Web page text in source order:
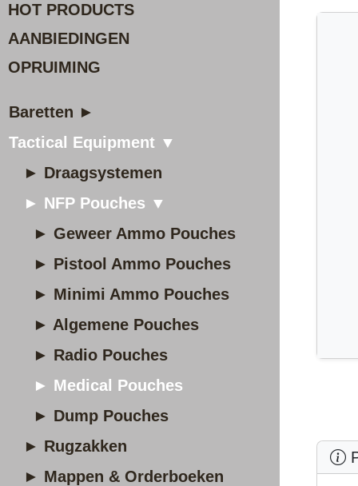
HOT PRODUCTS
AANBIEDINGEN
OPRUIMING
Baretten ►
Tactical Equipment ▼
► Draagsystemen
► NFP Pouches ▼
► Geweer Ammo Pouches
► Pistool Ammo Pouches
► Minimi Ammo Pouches
► Algemene Pouches
► Radio Pouches
► Medical Pouches
► Dump Pouches
► Rugzakken
► Mappen & Orderboeken